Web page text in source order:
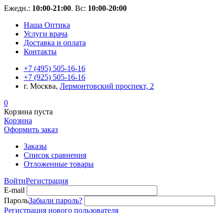
Ежедн.: 10:00-21:00. Вс: 10:00-20:00
Наша Оптика
Услуги врача
Доставка и оплата
Контакты
+7 (495) 505-16-16
+7 (925) 505-16-16
г. Москва, Лермонтовский проспект, 2
0
Корзина пуста
Корзина
Оформить заказ
Заказы
Список сравнения
Отложенные товары
ВойтиРегистрация
E-mail
ПарольЗабыли пароль?
Регистрация нового пользователя